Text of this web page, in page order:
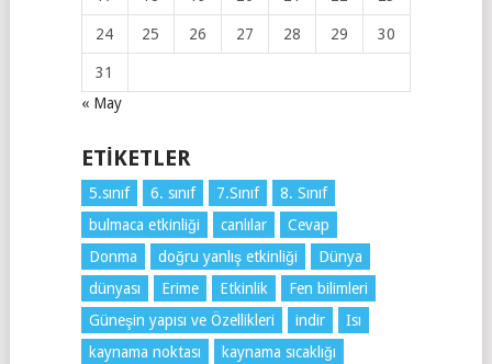
24 25 26 27 28 29 30
31
« May
ETIKETLER
5.sınıf 6. sınıf 7.Sınıf
8. Sınıf
bulmaca etkinliği
canlılar
Cevap
Donma
doğru yanlış etkinliği
Dünya
dünyası
Erime Etkinlik
Fen bilimleri
Güneşin yapısı ve Özellikleri
indir
Isı
kaynama noktası
kaynama sıcaklığı